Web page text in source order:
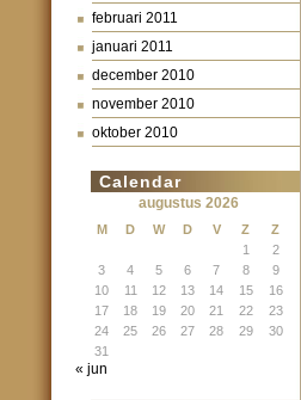
februari 2011
januari 2011
december 2010
november 2010
oktober 2010
Calendar
augustus 2026
M D W D V Z
Z
1
2
3
4 5 6 7 8
9
10
11 12 13 14 15
16
17
18 19 20 21 22
23
24
25 26 27 28 29
30
31
« jun